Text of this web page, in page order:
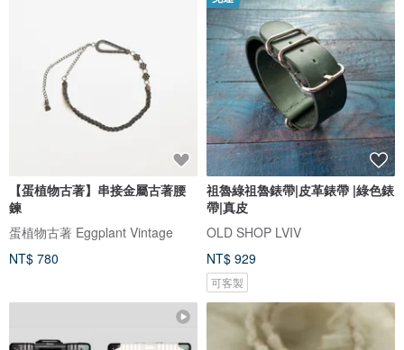
【蛋植物古著】串接金屬古著腰
鍊
蛋植物古著 Eggplant Vintage
NT$ 780
祖魯綠祖魯錶帶|皮革錶帶 |綠色錶
帶|真皮
OLD SHOP LVIV
NT$ 929
可客製